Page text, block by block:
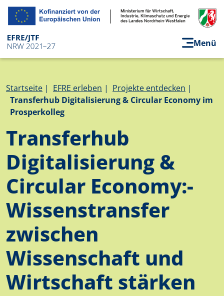
Direkt zum Inhalt
Menü
Pfadnavigation
Startseite EFRE erleben
Projekte entdecken
Transferhub Digitalisierung & Circular Economy im
Prosperkolleg
Transferhub
Digitalisierung &
Circular Economy:­
Wissenstransfer
zwischen
Wissenschaft und
Wirtschaft stärken